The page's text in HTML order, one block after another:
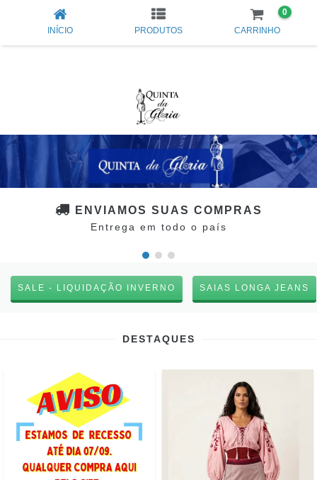
INÍCIO PRODUTOS CARRINHO
0
ENVIAMOS SUAS COMPRAS
Entrega em todo o país
SALE - LIQUIDAÇÃO INVERNO SAIAS LONGA JEANS
DESTAQUES